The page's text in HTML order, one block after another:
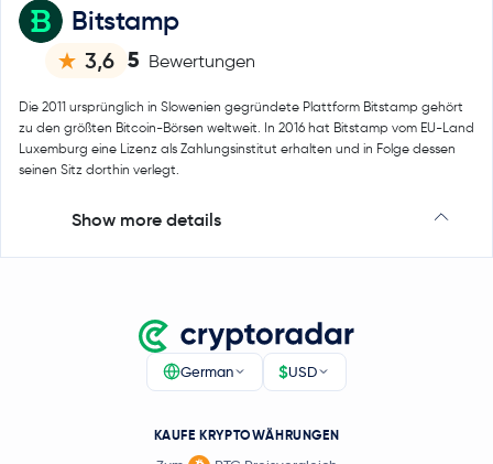
Bitstamp
3,6 5 Bewertungen
Die 2011 ursprünglich in Slowenien gegründete Plattform Bitstamp gehört
zu den größten Bitcoin-Börsen weltweit. In 2016 hat Bitstamp vom EU-Land
Luxemburg eine Lizenz als Zahlungsinstitut erhalten und in Folge dessen
seinen Sitz dorthin verlegt.
Show more details
German $USD
KAUFE KRYPTOWÄHRUNGEN